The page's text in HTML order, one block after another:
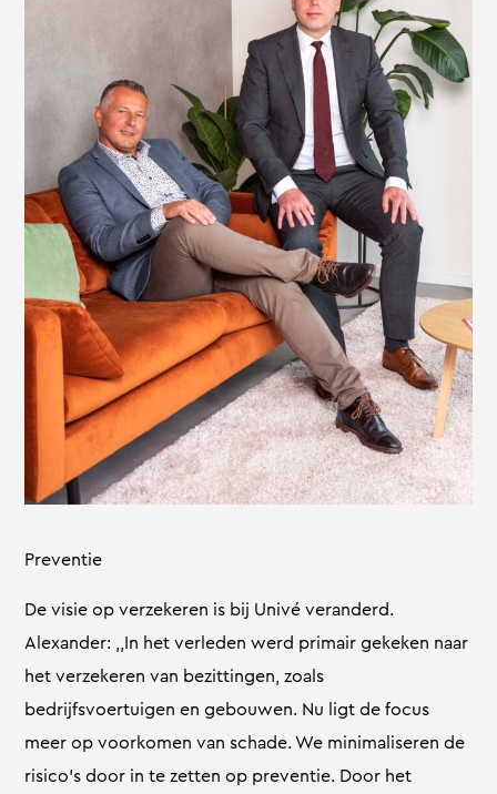
Preventie
De visie op verzekeren is bij Univé veranderd.
Alexander: ,,In het verleden werd primair gekeken naar
het verzekeren van bezittingen, zoals
bedrijfsvoertuigen en gebouwen. Nu ligt de focus
meer op voorkomen van schade. We minimaliseren de
risico’s door in te zetten op preventie. Door het